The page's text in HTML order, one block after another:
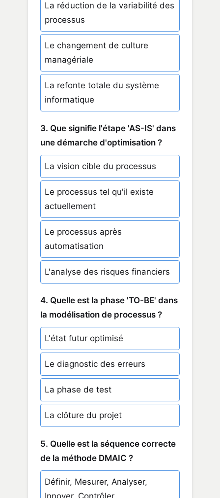
La réduction de la variabilité des
processus
Le changement de culture
managériale
La refonte totale du système
informatique
3. Que signifie l'étape 'AS-IS' dans
une démarche d'optimisation ?
La vision cible du processus
Le processus tel qu'il existe
actuellement
Le processus après
automatisation
L'analyse des risques financiers
4. Quelle est la phase 'TO-BE' dans
la modélisation de processus ?
L'état futur optimisé
Le diagnostic des erreurs
La phase de test
La clôture du projet
5. Quelle est la séquence correcte
de la méthode DMAIC ?
Définir, Mesurer, Analyser,